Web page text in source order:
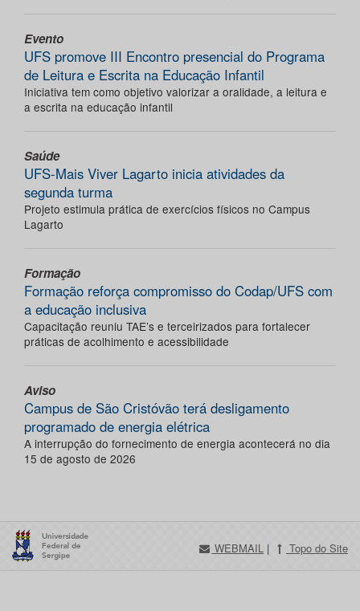
Evento
UFS promove III Encontro presencial do Programa
de Leitura e Escrita na Educação Infantil
Iniciativa tem como objetivo valorizar a oralidade, a leitura e
a escrita na educação infantil
Saúde
UFS-Mais Viver Lagarto inicia atividades da
segunda turma
Projeto estimula prática de exercícios físicos no Campus
Lagarto
Formação
Formação reforça compromisso do Codap/UFS com
a educação inclusiva
Capacitação reuniu TAE’s e terceirizados para fortalecer
práticas de acolhimento e acessibilidade
Aviso
Campus de São Cristóvão terá desligamento
programado de energia elétrica
A interrupção do fornecimento de energia acontecerá no dia
15 de agosto de 2026
WEBMAIL | Topo do Site